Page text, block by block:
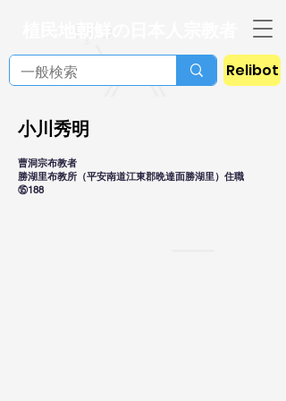
Relibot
小川秀明
曹洞宗布教者
勝湖里布教所（平安南道江東郡晩達面勝湖里）住職
⑮188